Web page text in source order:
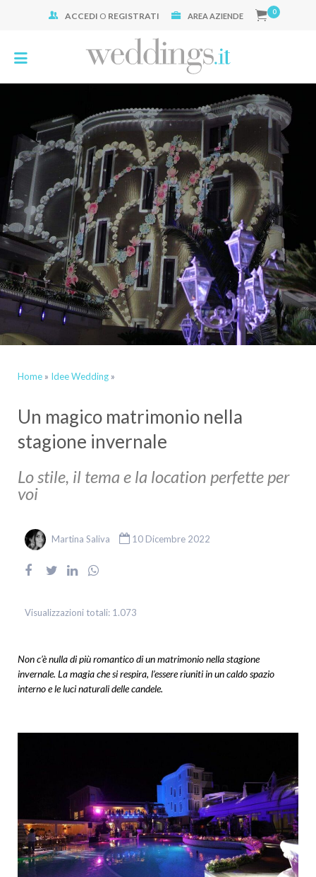
ACCEDI O REGISTRATI AREA AZIENDE 0
Home » Idee Wedding »
Un magico matrimonio nella
stagione invernale
Lo stile, il tema e la location perfette per
voi
Martina Saliva 10 Dicembre 2022
Visualizzazioni totali: 1.073
Non c’è nulla di più romantico di un matrimonio nella stagione
invernale. La magia che si respira, l’essere riuniti in un caldo spazio
interno e le luci naturali delle candele.